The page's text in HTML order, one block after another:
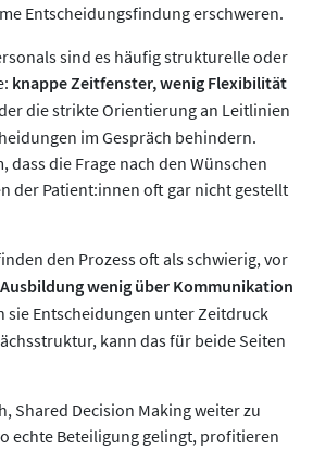
Entscheidungsfindung erschweren.
sind es häufig strukturelle oder
knappe Zeitfenster, wenig Flexibilität
die strikte Orientierung an Leitlinien
im Gespräch behindern.
dass die Frage nach den Wünschen
der Patient:innen oft gar nicht gestellt
den Prozess oft als schwierig, vor
wenig über Kommunikation
sie Entscheidungen unter Zeitdruck
kann das für beide Seiten
Shared Decision Making weiter zu
echte Beteiligung gelingt, profitieren